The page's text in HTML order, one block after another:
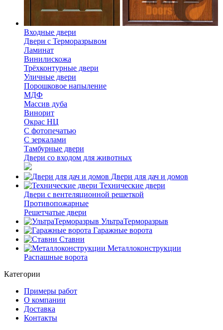
Входные двери
Двери с Терморазрывом
Ламинат
Винилискожа
Трёхконтурные двери
Уличные двери
Порошковое напыление
МДФ
Массив дуба
Винорит
Окрас НЦ
С фотопечатью
С зеркалами
Тамбурные двери
Двери со входом для животных
Двери для дач и домов
Технические двери
Двери с вентеляционной решеткой
Противопожарные
Решетчатые двери
УльтраТерморазрыв
Гаражные ворота
Ставни
Металлоконструкции
Распашные ворота
Категории
Примеры работ
О компании
Доставка
Контакты